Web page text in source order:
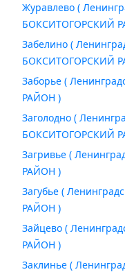
Журавлево (
БОКСИТОГОРСКИЙ
Забелино (
БОКСИТОГОРСКИЙ
Заборье (
РАЙОН )
Заголодно (
БОКСИТОГОРСКИЙ
Загривье (
РАЙОН )
Загубье (
РАЙОН )
Зайцево (
РАЙОН )
Заклинье (